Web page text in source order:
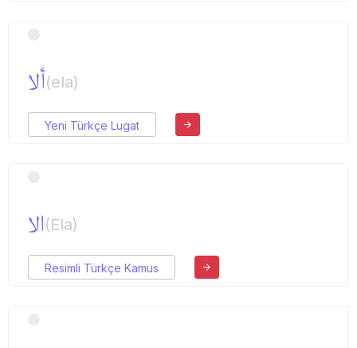
ألا(ela)
Yeni Türkçe Lugat
الا(Ela)
Resimli Türkçe Kamus